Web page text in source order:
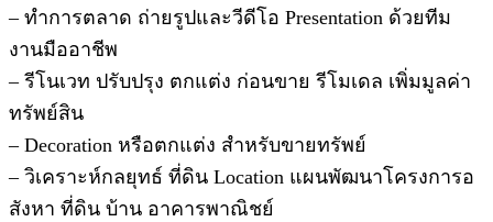
– ทำการตลาด ถ่ายรูปและวีดีโอ Presentation ด้วยทีม
งานมืออาชีพ
– รีโนเวท ปรับปรุง ตกแต่ง ก่อนขาย รีโมเดล เพิ่มมูลค่า
ทรัพย์สิน
– Decoration หรือตกแต่ง สำหรับขายทรัพย์
– วิเคราะห์กลยุทธ์ ที่ดิน Location แผนพัฒนาโครงการอ
สังหา ที่ดิน บ้าน อาคารพาณิชย์